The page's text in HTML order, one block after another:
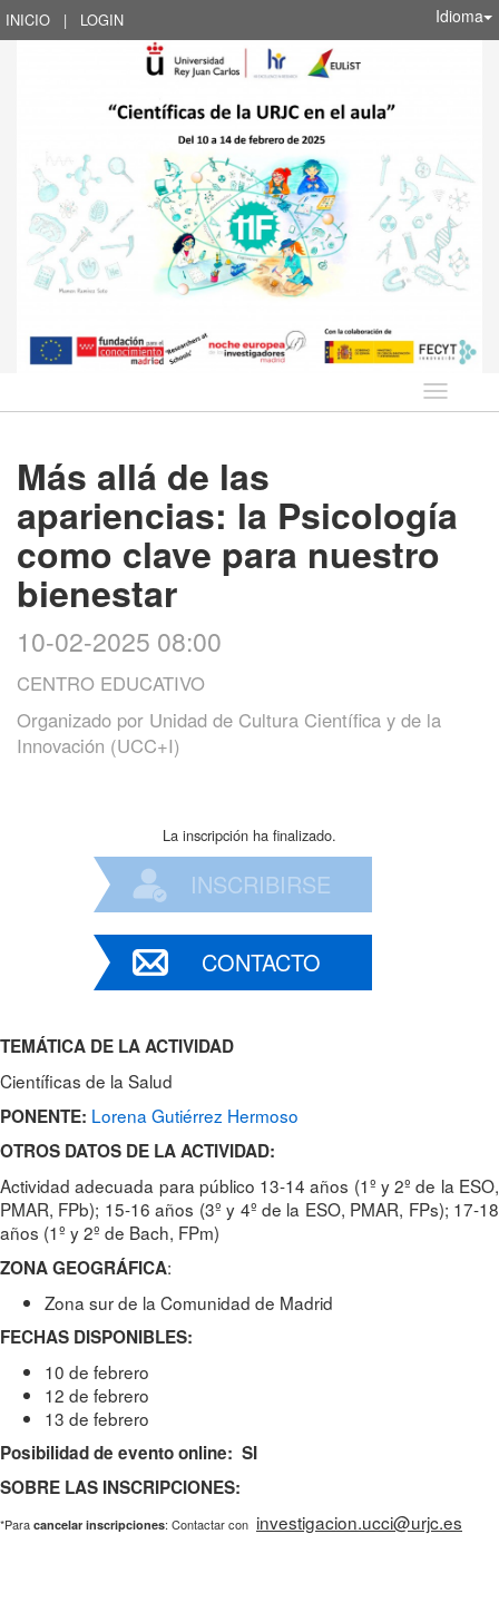
INICIO | LOGIN Idioma
Idioma
Más allá de las
apariencias: la Psicología
como clave para nuestro
bienestar
10-02-2025 08:00
CENTRO EDUCATIVO
Organizado por Unidad de Cultura Científica y de la
Innovación (UCC+I)
La inscripción ha finalizado.
INSCRIBIRSE
CONTACTO
TEMÁTICA DE LA ACTIVIDAD
Científicas de la Salud
PONENTE: Lorena Gutiérrez Hermoso
OTROS DATOS DE LA ACTIVIDAD:
Actividad adecuada para público 13-14 años (1º y 2º de la ESO,
PMAR, FPb); 15-16 años (3º y 4º de la ESO, PMAR, FPs); 17-18
años (1º y 2º de Bach, FPm)
ZONA GEOGRÁFICA:
Zona sur de la Comunidad de Madrid
FECHAS DISPONIBLES:
10 de febrero
12 de febrero
13 de febrero
Posibilidad de evento online: SI
SOBRE LAS INSCRIPCIONES:
*Para cancelar inscripciones: Contactar con investigacion.ucci@urjc.es